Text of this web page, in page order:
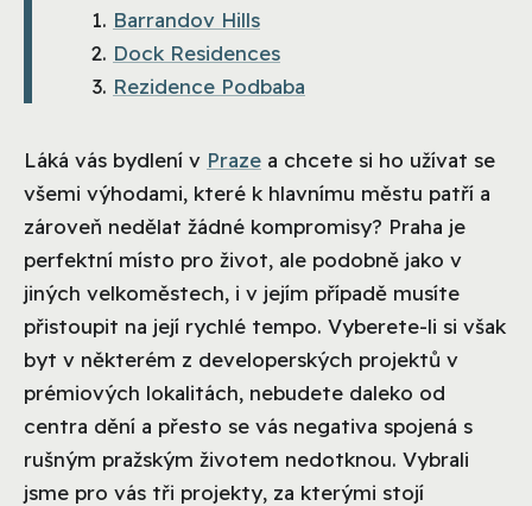
Barrandov Hills
Dock Residences
Rezidence Podbaba
Láká vás bydlení v Praze a chcete si ho užívat se
všemi výhodami, které k hlavnímu městu patří a
zároveň nedělat žádné kompromisy? Praha je
perfektní místo pro život, ale podobně jako v
jiných velkoměstech, i v jejím případě musíte
přistoupit na její rychlé tempo. Vyberete-li si však
byt v některém z developerských projektů v
prémiových lokalitách, nebudete daleko od
centra dění a přesto se vás negativa spojená s
rušným pražským životem nedotknou. Vybrali
jsme pro vás tři projekty, za kterými stojí